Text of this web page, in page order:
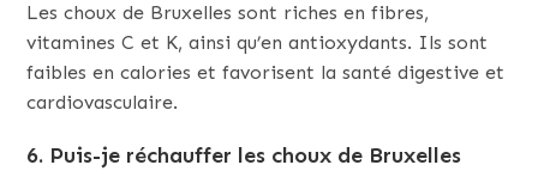
Les choux de Bruxelles sont riches en fibres,
vitamines C et K, ainsi qu’en antioxydants. Ils sont
faibles en calories et favorisent la santé digestive et
cardiovasculaire.
6. Puis-je réchauffer les choux de Bruxelles